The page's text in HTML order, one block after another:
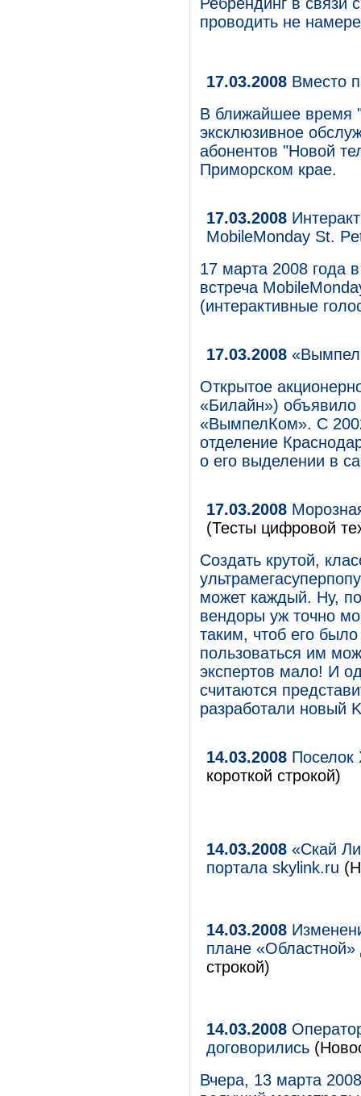
проводить не
17.03.2008 Вместо
В ближайшее время
эксклюзивное
абонентов "Новой
Приморском крае.
17.03.2008
MobileMonday St.
17 марта 2008 года
встреча
(интерактивные
17.03.2008
Открытое
«Билайн»)
«ВымпелКом». С
отделение
о его выделении в
17.03.2008
(Тесты цифровой
Создать крутой,
может каждый. Ну,
вендоры уж точно
таким, чтоб его
пользоваться им
экспертов мало! И
считаются
разработали новый
14.03.2008 Поселок
короткой строкой)
14.03.2008 «Скай
портала skylink.ru
14.03.2008
плане
строкой)
14.03.2008
договорились
Вчера, 13 марта